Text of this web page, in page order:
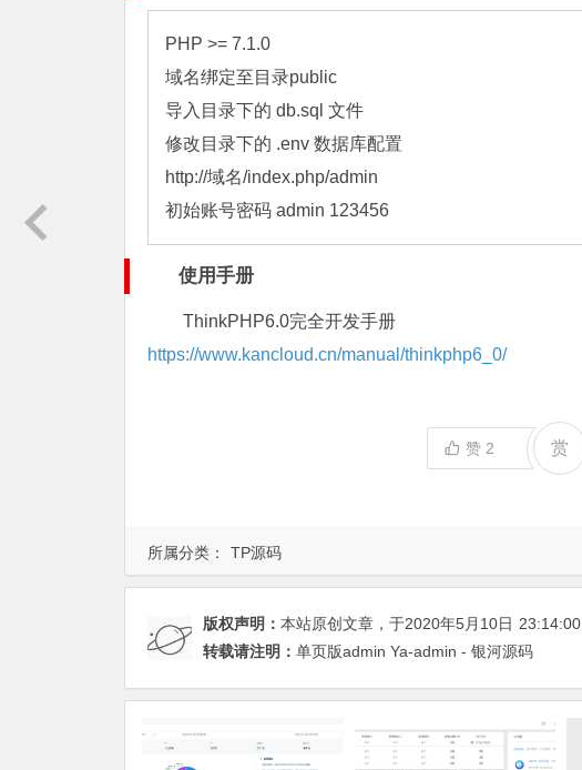
PHP >= 7.1.0
域名绑定至目录public
导入目录下的 db.sql 文件
修改目录下的 .env 数据库配置
http://域名/index.php/admin
初始账号密码 admin 123456
使用手册
ThinkPHP6.0完全开发手册
https://www.kancloud.cn/manual/thinkphp6_0/
赞 2 赏
所属分类： TP源码
版权声明： 本站原创文章，于2020年5月10日 23:14:00
转载请注明： 单页版admin Ya-admin - 银河源码